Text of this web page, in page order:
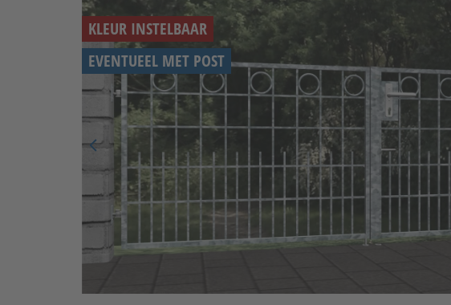
KLEUR INSTELBAAR
EVENTUEEL MET POST